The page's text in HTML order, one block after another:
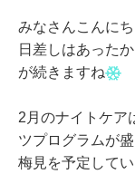
みなさんこんに
日差しはあった
が続きますね
2月のナイトケア
ツプログラムが
梅見を予定して